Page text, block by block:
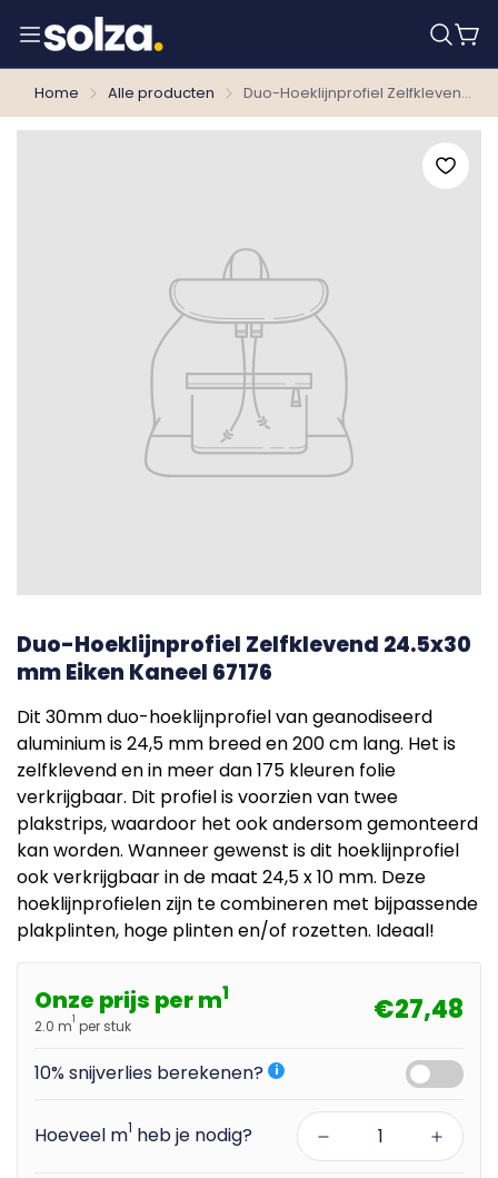
Home Alle producten Duo-Hoeklijnprofiel Zelfklevend 24.5x30 mm Eiken Kaneel 67176
Duo-Hoeklijnprofiel Zelfklevend 24.5x30
mm Eiken Kaneel 67176
Dit 30mm duo-hoeklijnprofiel van geanodiseerd
aluminium is 24,5 mm breed en 200 cm lang. Het is
zelfklevend en in meer dan 175 kleuren folie
verkrijgbaar. Dit profiel is voorzien van twee
plakstrips, waardoor het ook andersom gemonteerd
kan worden. Wanneer gewenst is dit hoeklijnprofiel
ook verkrijgbaar in de maat 24,5 x 10 mm. Deze
hoeklijnprofielen zijn te combineren met bijpassende
plakplinten, hoge plinten en/of rozetten. Ideaal!
Onze prijs per m1
2.0 m1 per stuk €27,48
10% snijverlies berekenen? i
Hoeveel m1 heb je nodig?